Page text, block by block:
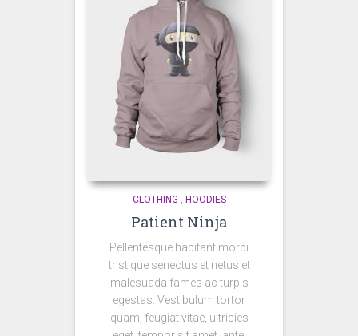
CLOTHING , HOODIES
Patient Ninja
Pellentesque habitant morbi
tristique senectus et netus et
malesuada fames ac turpis
egestas. Vestibulum tortor
quam, feugiat vitae, ultricies